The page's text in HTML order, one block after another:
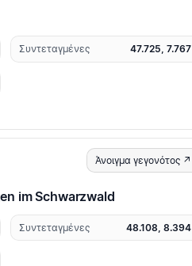
Συντεταγμένες 47.725, 7.767
Άνοιγμα γεγονότος ↗
im Schwarzwald
Συντεταγμένες 48.108, 8.394